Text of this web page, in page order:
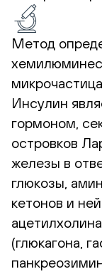
Метод
Инсулин
гормоном,
островков
железы в
глюкозы,
кетонов и
(глюкагона,